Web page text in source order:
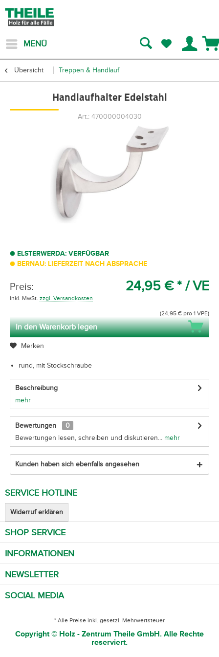
MENÜ
Übersicht Treppen & Handlauf
Handlaufhalter Edelstahl
Art.: 470000004030
ELSTERWERDA: VERFÜGBAR
BERNAU: LIEFERZEIT NACH ABSPRACHE
Preis: 24,95 € * / VE
inkl. MwSt. zzgl. Versandkosten
(24,95 € pro 1 VPE)
In den Warenkorb legen
Merken
rund, mit Stockschraube
Beschreibung
mehr
Bewertungen
0
Bewertungen lesen, schreiben und diskutieren... mehr
Kunden haben sich ebenfalls angesehen
SERVICE HOTLINE
Widerruf erklären
SHOP SERVICE
INFORMATIONEN
NEWSLETTER
SOCIAL MEDIA
* Alle Preise inkl. gesetzl. Mehrwertsteuer
Copyright © Holz - Zentrum Theile GmbH. Alle Rechte
reserviert.